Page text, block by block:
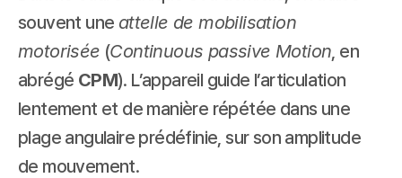
souvent une attelle de mobilisation
motorisée (Continuous passive Motion, en
abrégé CPM). L’appareil guide l’articulation
lentement et de manière répétée dans une
plage angulaire prédéfinie, sur son amplitude
de mouvement.